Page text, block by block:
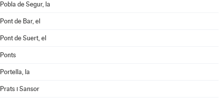
Pobla de Segur, la
Pont de Bar, el
Pont de Suert, el
Ponts
Portella, la
Prats i Sansor